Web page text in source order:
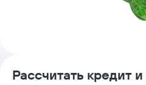
Рассчитать кредит